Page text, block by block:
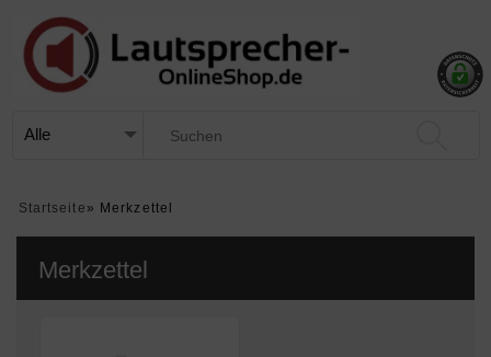
Startseite » Merkzettel
Merkzettel